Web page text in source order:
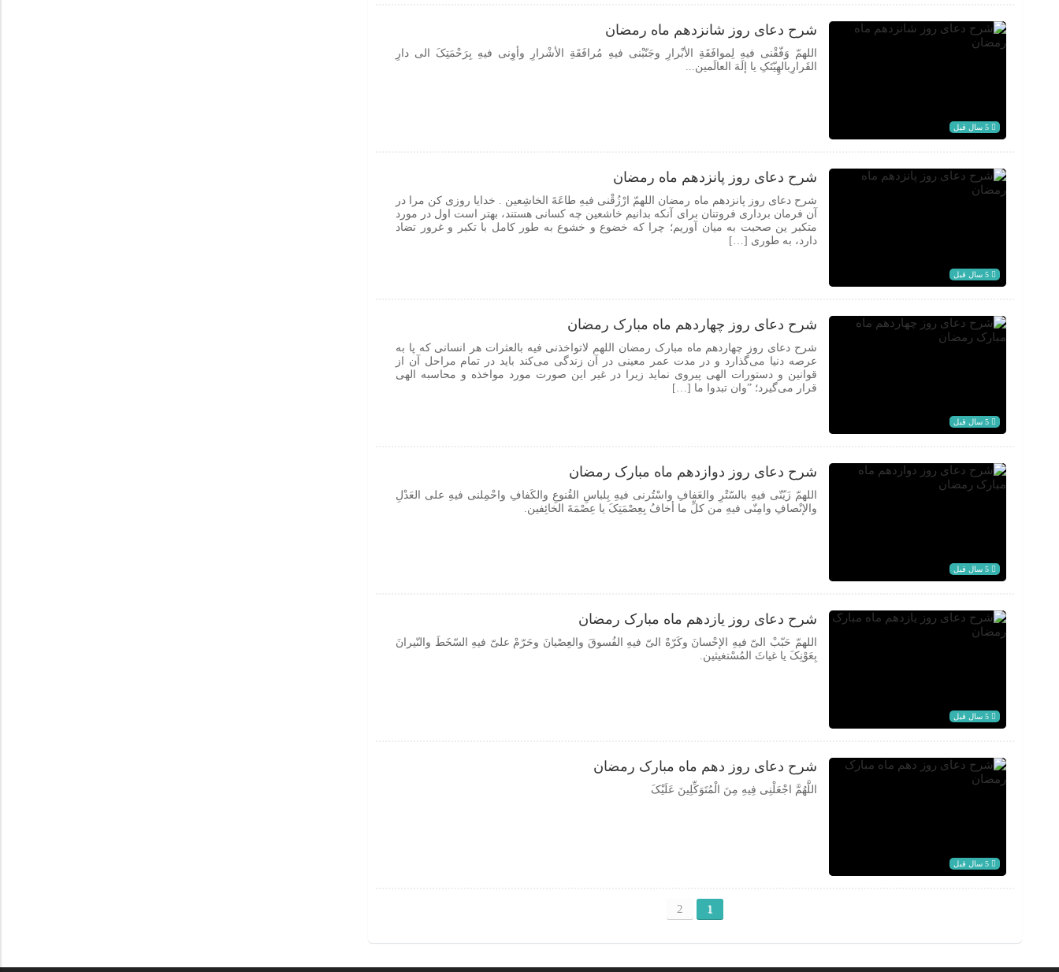
شرح دعای روز شانزدهم ماه رمضان
اللهمّ وَفّقْنی فیهِ لِموافَقَةِ الأبْرارِ وجَنّبْنی فیهِ مُرافَقَةِ الأشْرارِ وأوِنی فیهِ بِرَحْمَتِکَ الی دارِ
القَرارِبالهِیّتَکِ یا إلَهَ العالَمین...
شرح دعای روز پانزدهم ماه رمضان
شرح دعای روز پانزدهم ماه رمضان اللهمّ ارْزُقْنی فیهِ طاعَةَ الخاشِعین . خدایا روزی کن مرا در
آن فرمان برداری فروتنان برای آنکه بدانیم خاشعین چه کسانی هستند، بهتر است اول در مورد
متکبر ین صحبت به میان آوریم؛ چرا که خضوع و خشوع به طور کامل با تکبر و غرور تضاد
دارد، به طوری […]
شرح دعای روز چهاردهم ماه مبارک رمضان
شرح دعای روز چهاردهم ماه مبارک رمضان اللهم لاتواخذنی فیه بالعثرات هر انسانی که پا به
عرصه دنیا می‌گذارد و در مدت عمر معینی در آن زندگی می‌کند باید در تمام مراحل آن از
قوانین و دستورات الهی پیروی نماید زیرا در غیر این صورت مورد مواخذه و محاسبه الهی
قرار می‌گیرد؛ ”وان تبدوا ما […]
شرح دعای روز دوازدهم ماه مبارک رمضان
اللهمّ زَیّنّی فیهِ بالسّتْرِ والعَفافِ واسْتُرنی فیهِ بِلباسِ القُنوعِ والکَفافِ واحْمِلنی فیهِ علی العَدْلِ
والإنْصافِ وامِنّی فیهِ من کلِّ ما أخافُ بِعِصْمَتِکَ یا عِصْمَةَ الخائِفین.
شرح دعای روز یازدهم ماه مبارک رمضان
اللهمّ حَبّبْ الیّ فیهِ الإحْسانَ وکَرّهْ الیّ فیهِ الفُسوقَ والعِصْیانَ وحَرّمْ علیّ فیهِ السّخَطَ والنّیرانَ
بِعَوْنِکَ یا غیاثَ المُسْتغیثین.
شرح دعای روز دهم ماه مبارک رمضان
اللَّهُمَّ اجْعَلْنِی فِیهِ مِنَ الْمُتَوَکِّلِینَ عَلَیْکَ
1
2